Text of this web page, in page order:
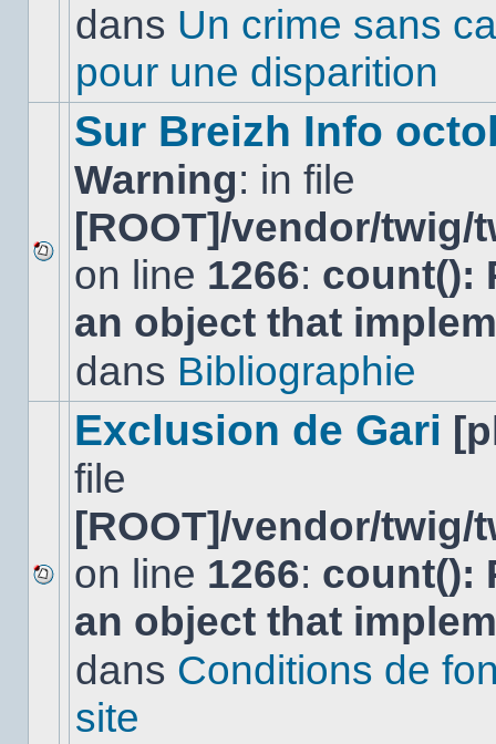
sujet.
dans Un crime sans
pour une disparition
Aucun
nouveau
message
non-
dans
Sur Breizh Info
Warning: in file
[ROOT]/vendor/
on line 1266: count():
an object that
dans Bibliographie
Aucun
nouveau
message
sujet.
Exclusion de Gari
file
[ROOT]/vendor/
on line 1266: count():
an object that
dans Conditions de
site